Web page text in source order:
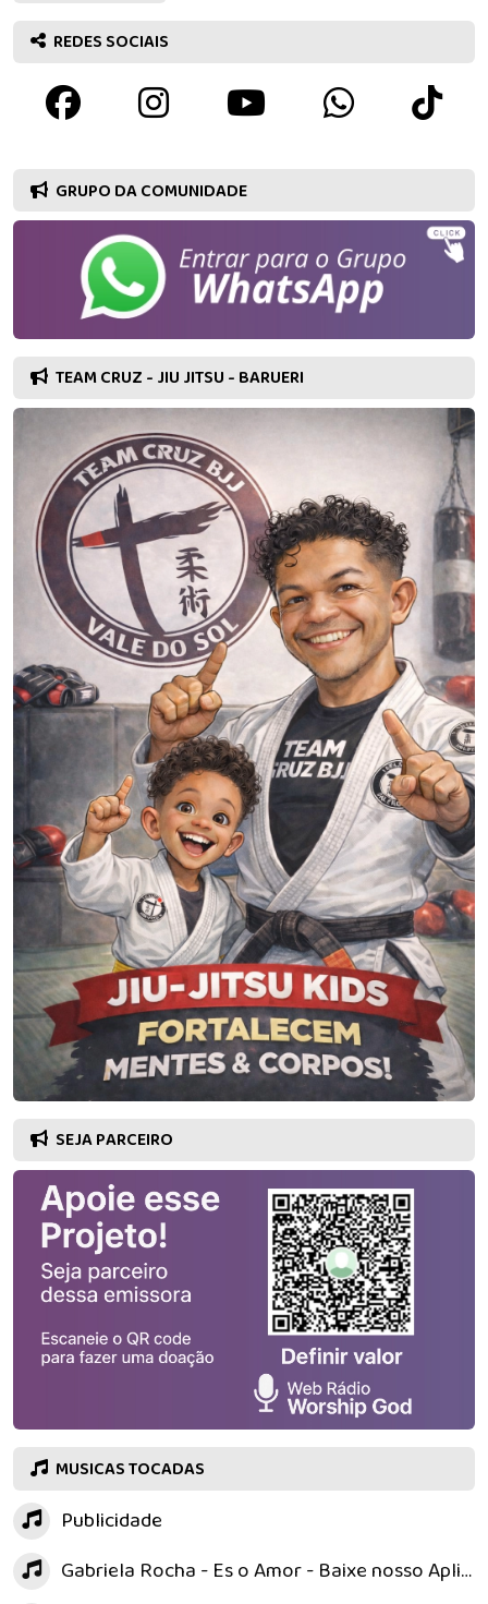
REDES SOCIAIS
GRUPO DA COMUNIDADE
TEAM CRUZ - JIU JITSU - BARUERI
SEJA PARCEIRO
MUSICAS TOCADAS
Publicidade
Gabriela Rocha - Es o Amor - Baixe nosso Aplicativo "WorshipGodApp" no GOOGLE PLAY e na APPSTORE